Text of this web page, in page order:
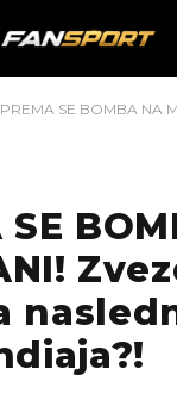
SE BOMBA NA MARAKANI! Zvezda
SE